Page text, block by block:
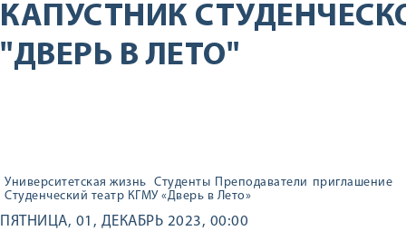
КАПУСТНИК
"ДВЕРЬ В ЛЕТО"
Университетская жизнь Студенты Преподаватели приглашение
Студенческий театр КГМУ «Дверь в Лето»
ПЯТНИЦА, 01, ДЕКАБРЬ 2023, 00:00